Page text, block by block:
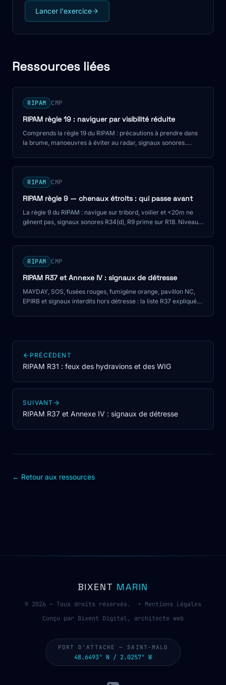
Lancer l'exercice
Ressources liées
RIPAM CMP
RIPAM règle 19 : naviguer par visibilité réduite
Comprends la règle 19 du RIPAM : précautions à prendre dans
la brume, manoeuvres à éviter au radar, signaux sonores.
RIPAM CMP
RIPAM règle 9 — chenaux étroits : qui passe avant
La règle 9 du RIPAM : navigue sur tribord, voilier et <20m ne
gênent pas, signaux sonores R34(d), R9 prime sur R18. Niveau
RIPAM CMP
RIPAM R37 et Annexe IV : signaux de détresse
MAYDAY, SOS, fusées rouges, fumigène orange, pavillon NC,
EPIRB et signaux interdits hors détresse : la liste R37 expliquée
PRÉCÉDENT
RIPAM R31 : feux des hydravions et des WIG
SUIVANT
RIPAM R37 et Annexe IV : signaux de détresse
← Retour aux ressources
BIXENT MARIN
© 2026 — Tous droits réservés. • Mentions Légales
Conçu par Bixent Digital, architecte web
PORT D'ATTACHE — SAINT-MALO
48.6493° N / 2.0257° W